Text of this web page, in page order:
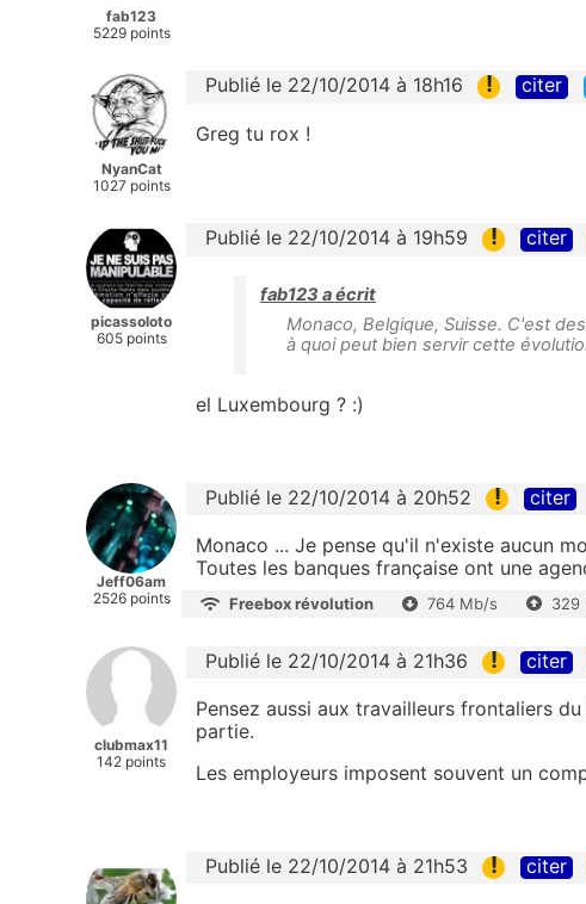
fab123
5229 points
NyanCat
1027 points
Publié le 22/10/2014 à 18h16 ! citer
Greg tu rox !
picassoloto
605 points
Publié le 22/10/2014 à 19h59 ! citer
fab123 a écrit
Monaco, Belgique, Suisse. C'est
à quoi peut bien servir cette
el Luxembourg ? :)
Jeff06am
2526 points
Publié le 22/10/2014 à 20h52 ! citer
Monaco ... Je pense qu'il n'existe aucun
Toutes les banques française ont une
Freebox révolution 764 Mb/s 329
clubmax11
142 points
Publié le 22/10/2014 à 21h36 ! citer
Pensez aussi aux travailleurs frontaliers
partie.
Les employeurs imposent souvent un
Publié le 22/10/2014 à 21h53 ! citer